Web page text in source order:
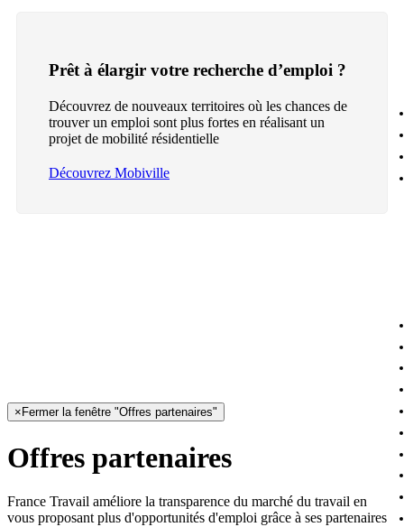
Prêt à élargir votre recherche d’emploi ?
Découvrez de nouveaux territoires où les chances de
trouver un emploi sont plus fortes en réalisant un
projet de mobilité résidentielle
Découvrez Mobiville
× Fermer la fenêtre "Offres partenaires"
Offres partenaires
France Travail améliore la transparence du marché du travail en
vous proposant plus d'opportunités d'emploi grâce à ses partenaires